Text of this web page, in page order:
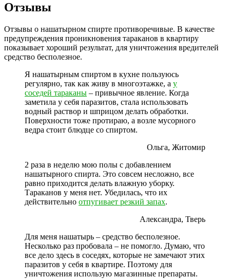
Отзывы
Отзывы о нашатырном спирте противоречивые. В качестве
предупреждения проникновения тараканов в квартиру
показывает хороший результат, для уничтожения вредителей
средство бесполезное.
Я нашатырным спиртом в кухне пользуюсь
регулярно, так как живу в многоэтажке, а у
соседей тараканы – привычное явление. Когда
заметила у себя паразитов, стала использовать
водный раствор и шприцом делать обработки.
Поверхности тоже протираю, а возле мусорного
ведра стоит блюдце со спиртом.
Ольга, Житомир
2 раза в неделю мою полы с добавлением
нашатырного спирта. Это совсем несложно, все
равно приходится делать влажную уборку.
Тараканов у меня нет. Убедилась, что их
действительно отпугивает резкий запах.
Александра, Тверь
Для меня нашатырь – средство бесполезное.
Несколько раз пробовала – не помогло. Думаю, что
все дело здесь в соседях, которые не замечают этих
паразитов у себя в квартире. Поэтому для
уничтожения использую магазинные препараты.